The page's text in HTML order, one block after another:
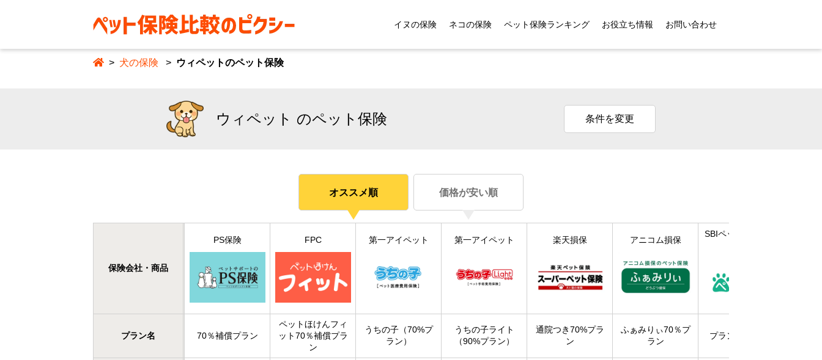
イヌの保険 ネコの保険 ペット保険ランキング お役立ち情報 お問い合わせ
犬の保険 ウィペットのペット保険
ウィペット のペット保険 条件を変更
オススメ順 価格が安い順
保険会社・商品
PS保険 FPC 第一アイペット 第一アイペット 楽天損保 アニコム損保
SBIペット少額短期
プラン名 70％補償プラン
ペットほけんフィ
ット70％補償プラ
ン
うちの子（70%プ
ラン）
うちの子ライト
（90%プラン）
通院つき70%プラ
ン
ふぁみりぃ70％プ
ラン
プラン70 ライト